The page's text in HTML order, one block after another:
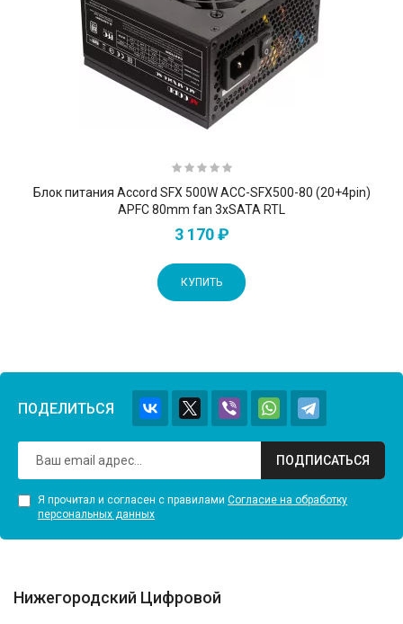
Блок питания Accord SFX 500W ACC-SFX500-80 (20+4pin)
APFC 80mm fan 3xSATA RTL
3 170 ₽
КУПИТЬ
ПОДЕЛИТЬСЯ
ПОДПИСАТЬСЯ
Я прочитал и согласен с правилами Согласие на обработку
персональных данных
Нижегородский Цифровой